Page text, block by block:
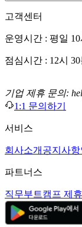
고객센터
운영시간 : 평일
점심시간 : 12시 30
기업 제휴 문의:
1:1 문의하기
서비스
회사소개 공지사항
파트너스
직무부트캠프 제휴